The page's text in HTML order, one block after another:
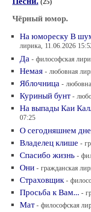
Чёрный юмор.
На юмореску В
лирика, 11.06.2026
Да - философская
Немая - любовная
Яблочница -
Куриный бунт -
На выпады Каи
07:25
О сегодняшнем дне
Владелец клише -
Спасибо жизнь -
Они - гражданская
Страховщик -
Просьба к Вам... -
Мат - философская